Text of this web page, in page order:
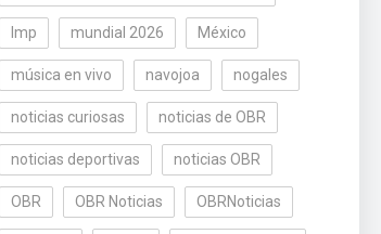
lmp mundial 2026 México
música en vivo navojoa nogales
noticias curiosas noticias de OBR
noticias deportivas noticias OBR
OBR OBR Noticias OBRNoticias